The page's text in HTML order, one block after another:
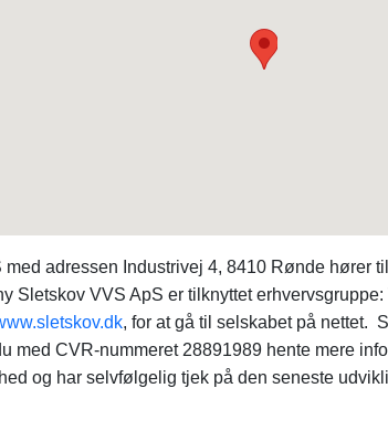
med adressen Industrivej 4, 8410 Rønde hører
Sletskov VVS ApS er tilknyttet
, for at gå til selskabet på nettet.
med CVR-nummeret 28891989 hente mere
og har selvfølgelig tjek på den seneste